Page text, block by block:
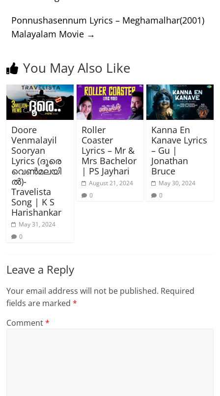
Ponnushasennum Lyrics – Meghamalhar(2001)
Malayalam Movie →
You May Also Like
Doore
Venmalayil
Sooryan
Lyrics (ദൂരെ
വെൺമലയി
ൽ)-
Travelista
Song | K S
Harishankar
May 31, 2024
0
Roller
Coaster
Lyrics – Mr &
Mrs Bachelor
| PS Jayhari
August 21, 2024
0
Kanna En
Kanave Lyrics
– Gu |
Jonathan
Bruce
May 30, 2024
0
Leave a Reply
Your email address will not be published. Required
fields are marked*
Comment*